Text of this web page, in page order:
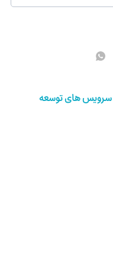
سرویس های توسعه